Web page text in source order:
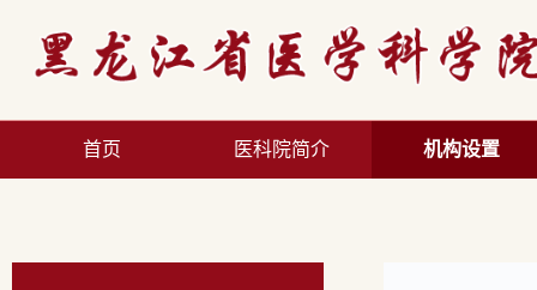
首页 医科院简介 机构设置